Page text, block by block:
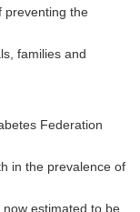
preventing the
families and
Federation
in the prevalence of
estimated to be